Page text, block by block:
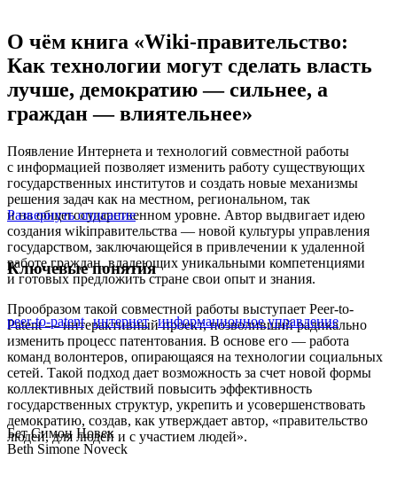
О чём книга «Wiki-правительство:
Как технологии могут сделать власть
лучше, демократию — сильнее, а
граждан — влиятельнее»
Появление Интернета и технологий совместной работы
с информацией позволяет изменить работу существующих
государственных институтов и создать новые механизмы
решения задач как на местном, региональном, так
и на общегосударственном уровне. Автор выдвигает идею
создания wikiправительства — новой культуры управления
государством, заключающейся в привлечении к удаленной
работе граждан, владеющих уникальными компетенциями
и готовых предложить стране свои опыт и знания.
Прообразом такой совместной работы выступает Peer-to-
Patent — интерактивный проект, позволивший радикально
изменить процесс патентования. В основе его — работа
команд волонтеров, опирающаяся на технологии социальных
сетей. Такой подход дает возможность за счет новой формы
коллективных действий повысить эффективность
государственных структур, укрепить и усовершенствовать
демократию, создав, как утверждает автор, «правительство
людей, для людей и с участием людей».
Развернуть описание
Ключевые понятия
peer-to-patent интернет информационное управление
Бет Симон Новек
Beth Simone Noveck